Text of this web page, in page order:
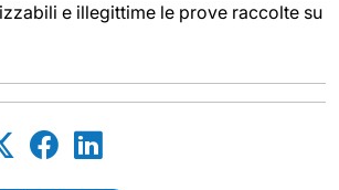
e illegittime le prove raccolte su